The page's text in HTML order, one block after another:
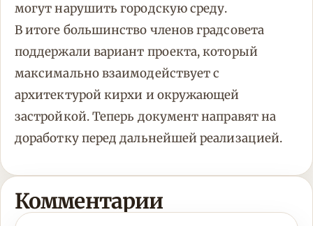
могут нарушить городскую среду.
В итоге большинство членов градсовета
поддержали вариант проекта, который
максимально взаимодействует с
архитектурой кирхи и окружающей
застройкой. Теперь документ направят на
доработку перед дальнейшей реализацией.
Комментарии